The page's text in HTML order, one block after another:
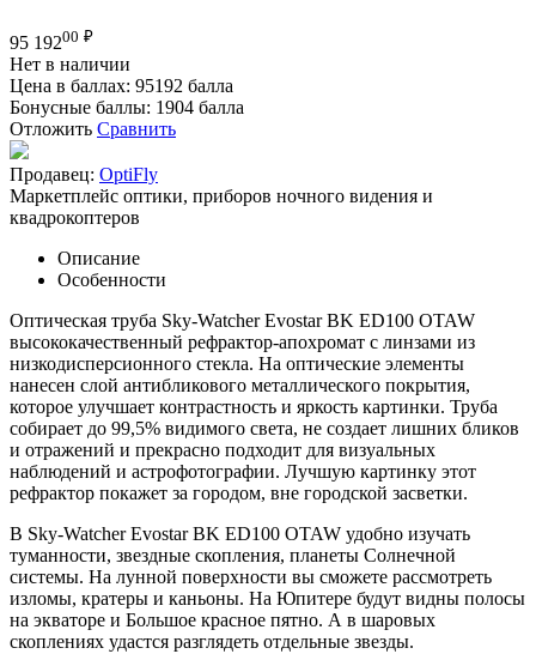
95 19200 ₽
Нет в наличии
Цена в баллах: 95192 балла
Бонусные баллы: 1904 балла
Отложить Сравнить
Продавец: OptiFly
Маркетплейс оптики, приборов ночного видения и
квадрокоптеров
Описание
Особенности
Оптическая труба Sky-Watcher Evostar BK ED100 OTAW
высококачественный рефрактор-апохромат с линзами из
низкодисперсионного стекла. На оптические элементы
нанесен слой антибликового металлического покрытия,
которое улучшает контрастность и яркость картинки. Труба
собирает до 99,5% видимого света, не создает лишних бликов
и отражений и прекрасно подходит для визуальных
наблюдений и астрофотографии. Лучшую картинку этот
рефрактор покажет за городом, вне городской засветки.
В Sky-Watcher Evostar BK ED100 OTAW удобно изучать
туманности, звездные скопления, планеты Солнечной
системы. На лунной поверхности вы сможете рассмотреть
изломы, кратеры и каньоны. На Юпитере будут видны полосы
на экваторе и Большое красное пятно. А в шаровых
скоплениях удастся разглядеть отдельные звезды.